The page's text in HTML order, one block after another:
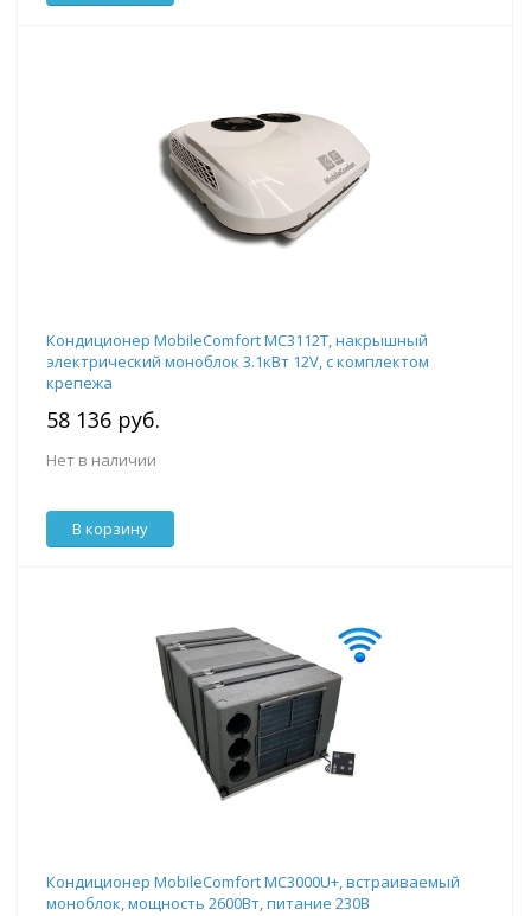
Кондиционер MobileComfort MC3112T, накрышный
электрический моноблок 3.1кВт 12V, с комплектом
крепежа
58 136 руб.
Нет в наличии
В корзину
Кондиционер MobileComfort MC3000U+, встраиваемый
моноблок, мощность 2600Вт, питание 230B